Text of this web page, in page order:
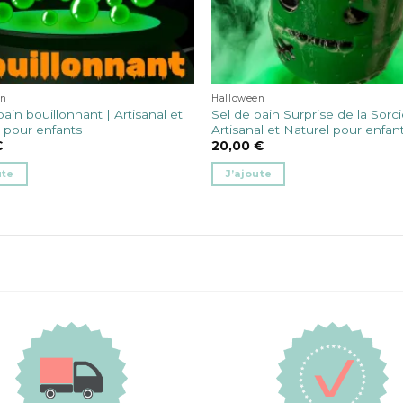
produit
bouillonnant | Artisanal et
pour enfants
Halloween
Sel de bain Surprise de la
Artisanal et Naturel pour
20,00€
J’ajoute